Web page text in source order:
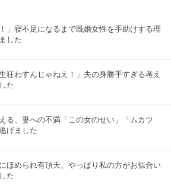
」寝不足になるまで既婚女性を手助けする理
した
狂わすんじゃねえ！」夫の身勝手すぎる考え
た
る、妻への不満「この女のせい」「ムカツ
げました
ほめられ有頂天、やっぱり私の方がお似合い
た